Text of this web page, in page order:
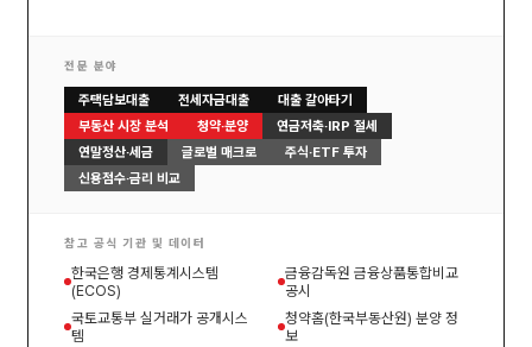
전문 분야
주택담보대출 전세자금대출
대출 갈아타기
부동산 시장 분석
청약·분양
연금저축·IRP 절세
연말정산·세금
글로벌 매크로
주식·ETF 투자
신용점수·금리 비교
참고 공식 기관 및 데이터
한국은행 경제통계시스템
(ECOS)
금융감독원 금융상품통합비교
공시
국토교통부 실거래가 공개시스
템
청약홈(한국부동산원) 분양 정
보